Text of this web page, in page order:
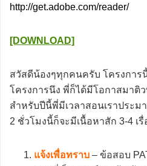
http://get.adobe.com/reader/
[DOWNLOAD]
สวัสดีน้องๆทุกคนครับ โครงการ
โครงการนึง พี่ก็ได้มีโอกาสมาติ
สำหรับปีนี้พี่มีเวลาสอนเราประ
2 ชั่วโมงนี้ก็จะมีเนื้อหาสัก 3-4 เ
แจ้งเพื่อทราบ – ข้อสอบ